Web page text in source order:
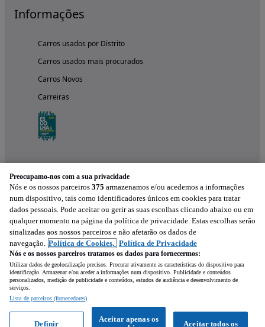
Informações
Carros usados por Distrito
Carros usados mais procurados
Carros Novos
Carreiras
Experimenta a aplicação
Preocupamo-nos com a sua privacidade
Nós e os nossos parceiros 375 armazenamos e/ou acedemos a informações
num dispositivo, tais como identificadores únicos em cookies para tratar
dados pessoais. Pode aceitar ou gerir as suas escolhas clicando abaixo ou em
qualquer momento na página da política de privacidade. Estas escolhas serão
sinalizadas aos nossos parceiros e não afetarão os dados de
navegação. Política de Cookies, Política de Privacidade
Nós e os nossos parceiros tratamos os dados para fornecermos:
Utilizar dados de geolocalização precisos. Procurar ativamente as características do dispositivo para
identificação. Armazenar e/ou aceder a informações num dispositivo. Publicidade e conteúdos
personalizados, medição de publicidade e conteúdos, estudos de audiência e desenvolvimento de
serviços.
Lista de parceiros (fornecedores)
Aceitar todos os
Aceitar apenas os
Definir